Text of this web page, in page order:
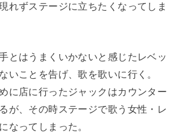
れずステージに立ちたくなってしま
とはうまくいかないと感じたレベッ
いことを告げ、歌を歌いに行く。
に店に行ったジャックはカウンター
が、その時ステージで歌う女性・レ
なってしまった。